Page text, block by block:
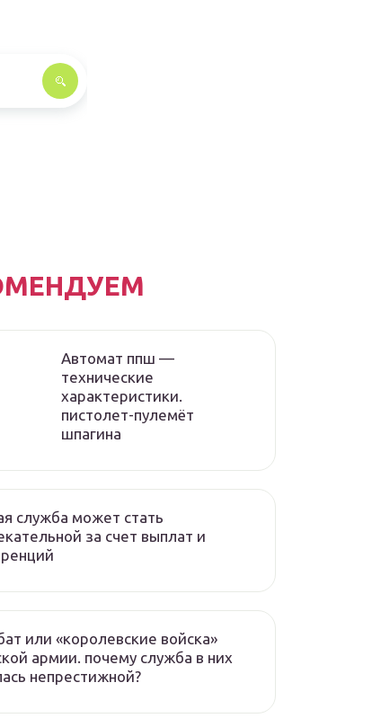
Автомат ппш —
технические
характеристики.
пистолет-пулемёт
шпагина
служба может стать
за счет выплат и
или «королевские войска»
армии. почему служба в них
непрестижной?